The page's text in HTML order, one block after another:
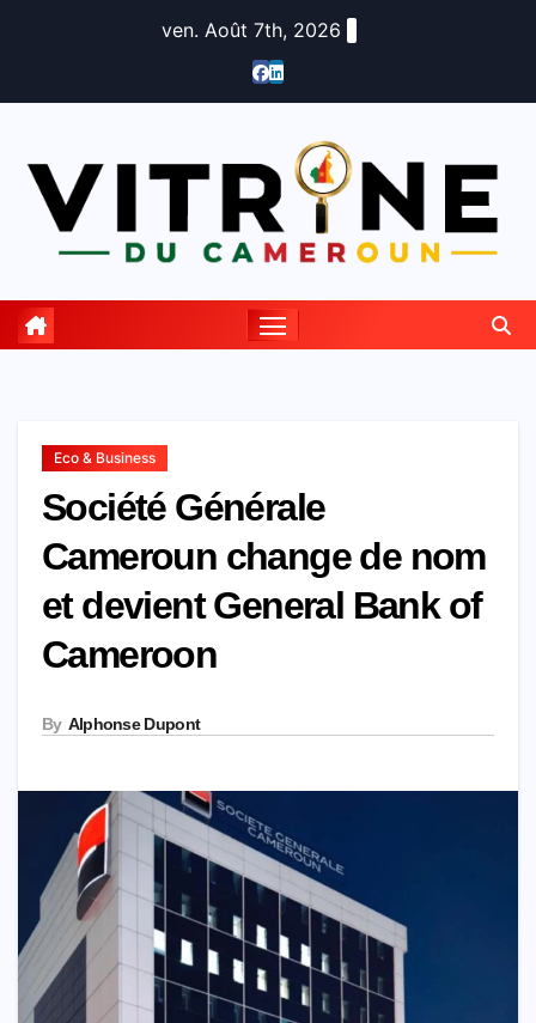
ven. Août 7th, 2026
Eco & Business
Société Générale
Cameroun change de nom
et devient General Bank of
Cameroon
By Alphonse Dupont